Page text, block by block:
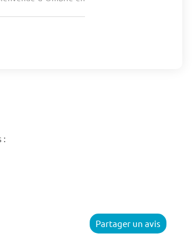
:
Partager un avis